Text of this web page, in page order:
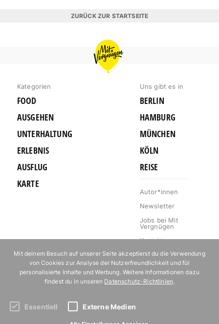
ZURÜCK ZUR STARTSEITE
MIT
VERGNÜGEN
BERLIN
Kategorien
FOOD
AUSGEHEN
UNTERHALTUNG
ERLEBNIS
AUSFLUG
KARTE
Uns gibt es in
BERLIN
HAMBURG
MÜNCHEN
KÖLN
REISE
Autor*innen
Newsletter
Jobs bei Mit
Vergnügen
Kontakt
Mediakit
Impressum
Datenschutz
Abonniere unseren Newsletter!
Mit deinem Besuch auf unserer Seite akzeptierst du die Verwendung
von Cookies zur Analyse der Nutzerfreundlichkeit und für
personalisierte Inhalte und Werbung. Weitere Informationen dazu
findest du in unseren Datenschutz-Richtlinien.
Essentiell Externe Medien